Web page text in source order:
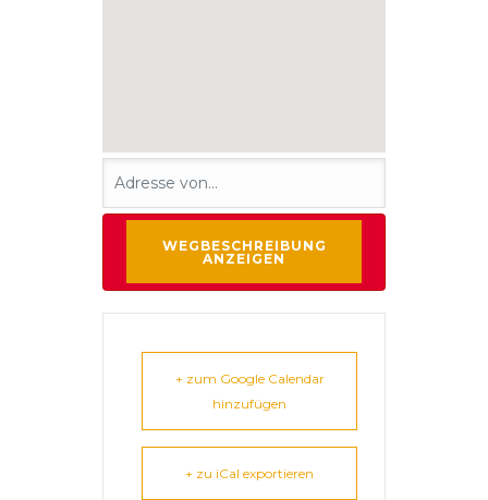
+ zum Google Calendar
hinzufügen
+ zu iCal exportieren